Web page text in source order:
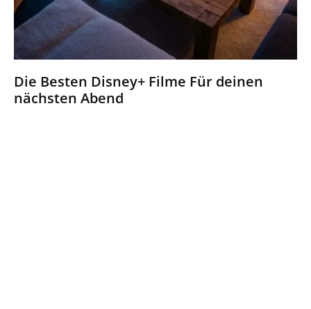
Die Besten Disney+ Filme Für deinen
nächsten Abend